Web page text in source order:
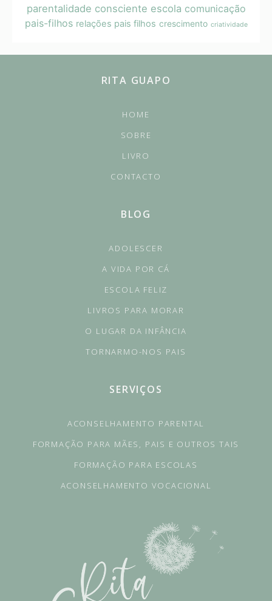
parentalidade consciente escola comunicação
pais-filhos relações pais filhos crescimento criatividade
RITA GUAPO
HOME
SOBRE
LIVRO
CONTACTO
BLOG
ADOLESCER
A VIDA POR CÁ
ESCOLA FELIZ
LIVROS PARA MORAR
O LUGAR DA INFÂNCIA
TORNARMO-NOS PAIS
SERVIÇOS
ACONSELHAMENTO PARENTAL
FORMAÇÃO PARA MÃES, PAIS E OUTROS TAIS
FORMAÇÃO PARA ESCOLAS
ACONSELHAMENTO VOCACIONAL